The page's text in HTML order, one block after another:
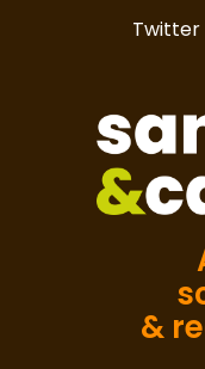
Twitter
&